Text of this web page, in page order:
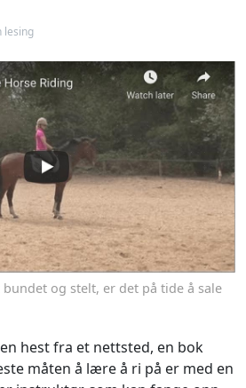
lesing
og stelt, er det på tide å sale
hest fra et nettsted, en bok
måten å lære å ri på er med en